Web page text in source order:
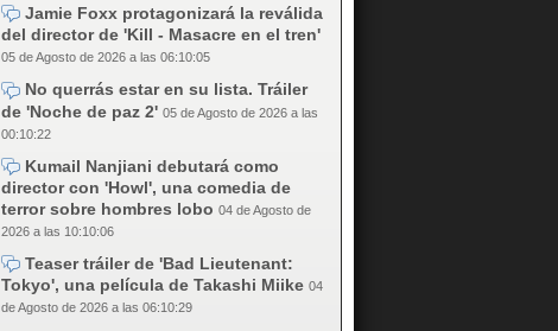
Jamie Foxx protagonizará la reválida
del director de 'Kill - Masacre en el tren'
05 de Agosto de 2026 a las 06:10:05
No querrás estar en su lista. Tráiler
de 'Noche de paz 2' 05 de Agosto de 2026 a las
00:10:22
Kumail Nanjiani debutará como
director con 'Howl', una comedia de
terror sobre hombres lobo 04 de Agosto de
2026 a las 10:10:06
Teaser tráiler de 'Bad Lieutenant:
Tokyo', una película de Takashi Miike 04
de Agosto de 2026 a las 06:10:29